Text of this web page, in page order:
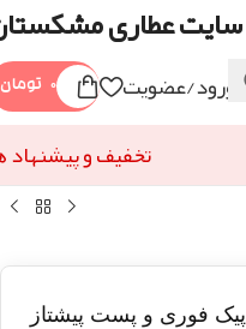
سایت عطاری
ورود/عضویت ۰ تومان
تخفیف و پیشنهاد
پیک فوری و پست پیشتاز